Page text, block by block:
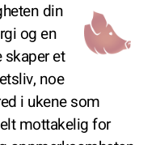
din
og en
et
noe
i ukene som
mottakelig for